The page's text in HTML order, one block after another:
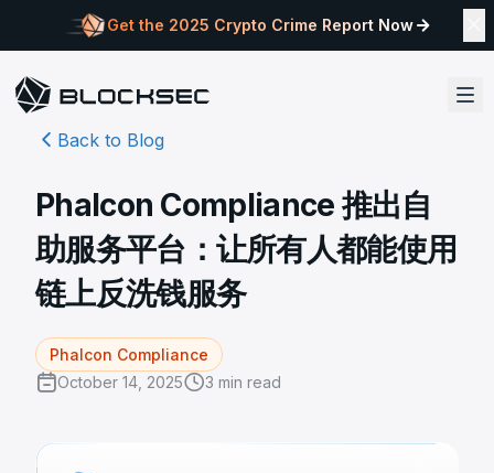
Get the 2025 Crypto Crime Report Now
Back to Blog
Phalcon Compliance 推出自
助服务平台：让所有人都能使用
链上反洗钱服务
Phalcon Compliance
October 14, 2025
3 min read